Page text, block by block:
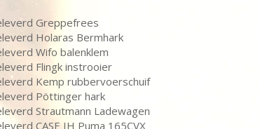
Greppefrees
Holaras Bermhark
Wifo balenklem
Flingk instrooier
Kemp rubbervoerschuif
Pöttinger hark
Strautmann Ladewagen
CASE IH Puma 165CVX